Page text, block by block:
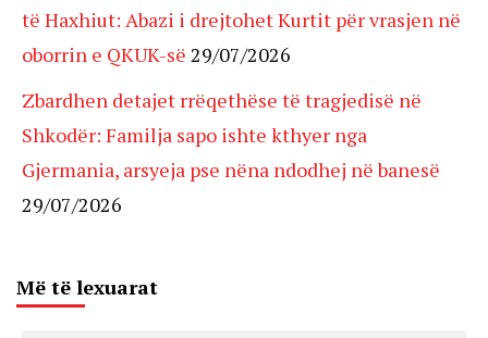
të Haxhiut: Abazi i drejtohet Kurtit për vrasjen në
oborrin e QKUK-së 29/07/2026
Zbardhen detajet rrëqethëse të tragjedisë në
Shkodër: Familja sapo ishte kthyer nga
Gjermania, arsyeja pse nëna ndodhej në banesë
29/07/2026
Më të lexuarat